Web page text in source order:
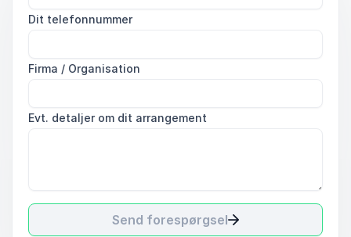
Dit telefonnummer
Firma / Organisation
Evt. detaljer om dit arrangement
Send forespørgsel